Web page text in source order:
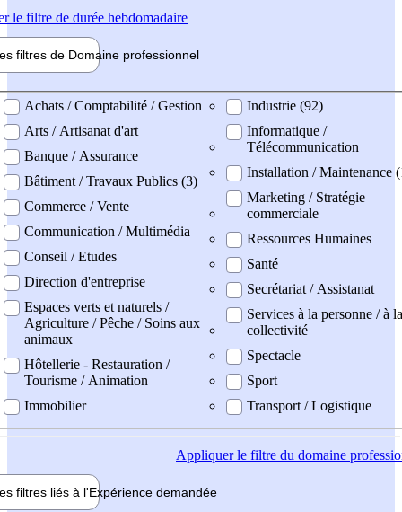
le filtre de durée hebdomadaire
filtres de Domaine professionnel
professionel
Achats / Comptabilité / Gestion
Arts / Artisanat d'art
Banque / Assurance
Bâtiment / Travaux Publics (3)
Commerce / Vente
Communication / Multimédia
Conseil / Etudes
Direction d'entreprise
Espaces verts et naturels /
Agriculture / Pêche / Soins aux
animaux
Hôtellerie - Restauration /
Tourisme / Animation
Immobilier
Industrie (92)
Informatique /
Télécommunication
Installation / Maintenance
Marketing / Stratégie
commerciale
Ressources Humaines
Santé
Secrétariat / Assistanat
Services à la personne / à la
collectivité
Spectacle
Sport
Transport / Logistique
Appliquerle filtre du domaine
filtres liés à l'Expérience demandée